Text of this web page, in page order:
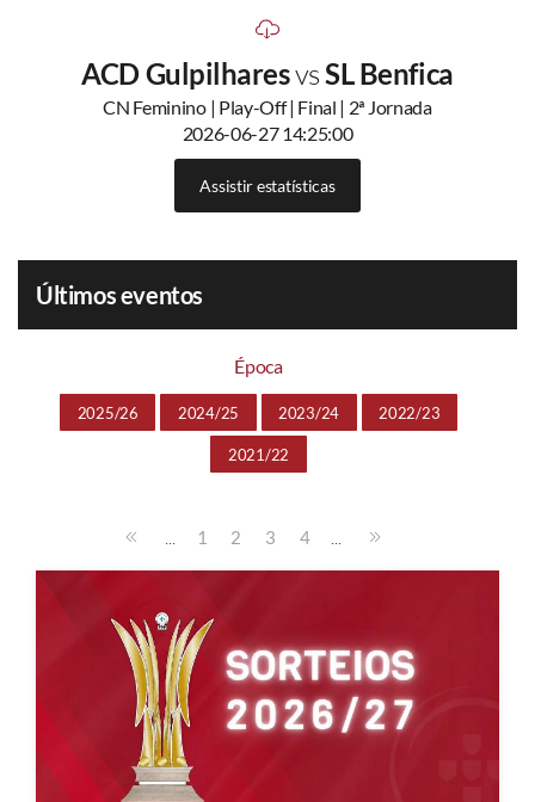
ACD GulpilharesvsSL Benfica
CN Feminino | Play-Off | Final | 2ª Jornada
2026-06-27 14:25:00
Assistir estatísticas
Últimos eventos
Época
2025/26 2024/25 2023/24 2022/23
2021/22
... 1 2 3 4 ...